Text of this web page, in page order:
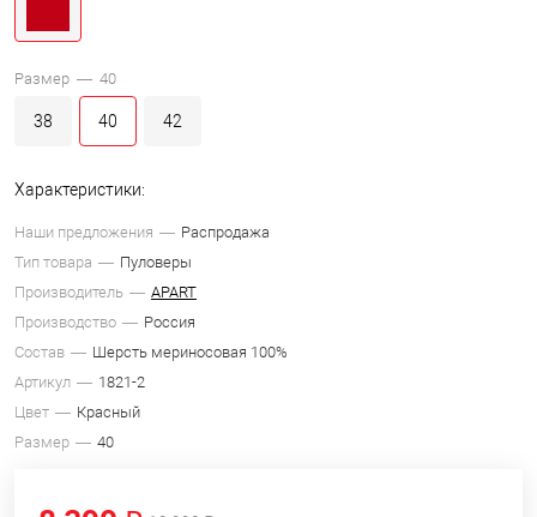
Размер — 40
38 40 42
Характеристики:
Наши предложения
Распродажа
Тип товара
Пуловеры
Производитель
APART
Производство
Россия
Состав
Шерсть мериносовая 100%
Артикул
1821-2
Цвет
Красный
Размер
40